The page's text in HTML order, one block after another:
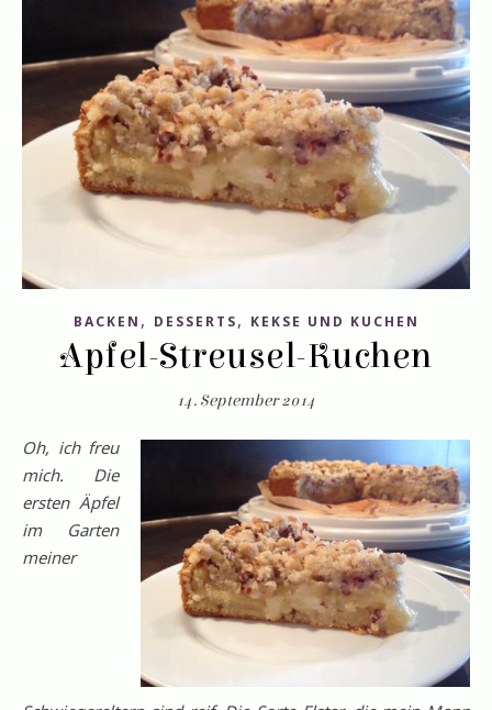
BACKEN , DESSERTS, KEKSE UND KUCHEN
Apfel-Streusel-Kuchen
14. September 2014
Oh, ich freu
mich. Die
ersten Äpfel
im Garten
meiner